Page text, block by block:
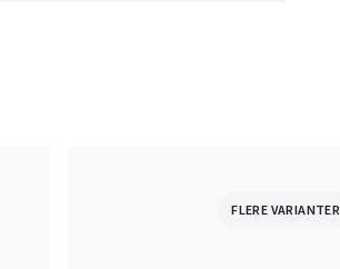
FLERE VARIANTER